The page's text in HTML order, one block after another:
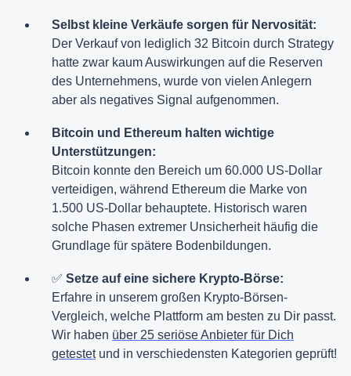
Selbst kleine Verkäufe sorgen für Nervosität:
Der Verkauf von lediglich 32 Bitcoin durch Strategy
hatte zwar kaum Auswirkungen auf die Reserven
des Unternehmens, wurde von vielen Anlegern
aber als negatives Signal aufgenommen.
Bitcoin und Ethereum halten wichtige
Unterstützungen:
Bitcoin konnte den Bereich um 60.000 US-Dollar
verteidigen, während Ethereum die Marke von
1.500 US-Dollar behauptete. Historisch waren
solche Phasen extremer Unsicherheit häufig die
Grundlage für spätere Bodenbildungen.
✅ Setze auf eine sichere Krypto-Börse:
Erfahre in unserem großen Krypto-Börsen-
Vergleich, welche Plattform am besten zu Dir passt.
Wir haben über 25 seriöse Anbieter für Dich
getestetund in verschiedensten Kategorien geprüft!